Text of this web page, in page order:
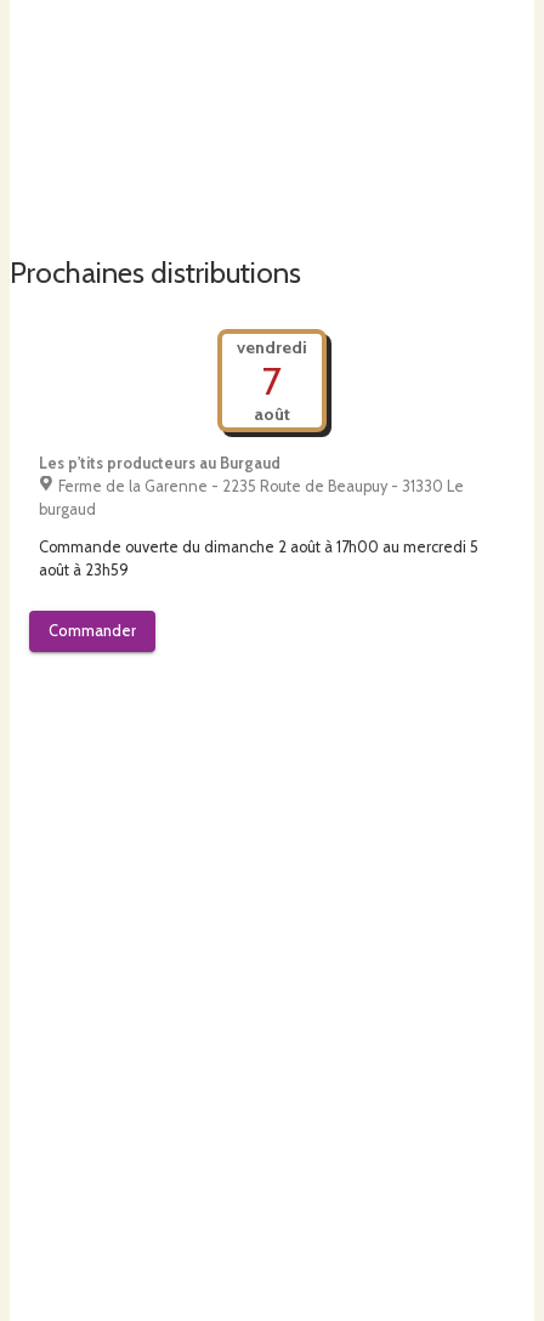
Prochaines distributions
vendredi
7
août
Les p'tits producteurs au Burgaud
Ferme de la Garenne - 2235 Route de Beaupuy - 31330 Le
burgaud
Commande ouverte du dimanche 2 août à 17h00 au mercredi 5
août à 23h59
Commander